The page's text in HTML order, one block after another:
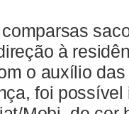
à
o auxílio
foi